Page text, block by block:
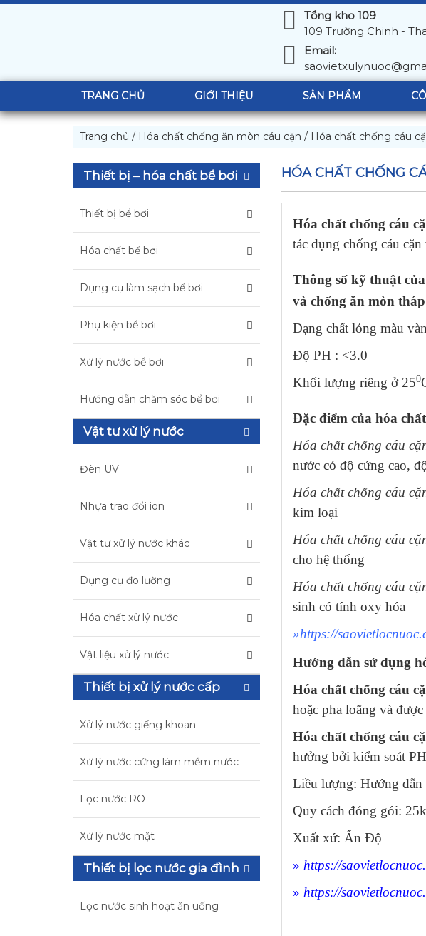
Tổng kho 109
109 Trường Chinh -
Email:
TRANG CHỦ GIỚI THIỆU SẢN PHẨM
Trang chủ / Hóa chất chống ăn mòn cáu cặn / Hóa chất chống cáu
Thiết bị – hóa chất bể bơi
Thiết bị bể bơi
Hóa chất bể bơi
Dụng cụ làm sạch bể bơi
Phụ kiện bể bơi
Xử lý nước bể bơi
Hướng dẫn chăm sóc bể bơi
Vật tư xử lý nước
Đèn UV
Nhựa trao đổi ion
Vật tư xử lý nước khác
Dụng cụ đo lường
Hóa chất xử lý nước
Vật liệu xử lý nước
Thiết bị xử lý nước cấp
Xử lý nước giếng khoan
Xử lý nước cứng làm mềm nước
Lọc nước RO
Xử lý nước mặt
Thiết bị lọc nước gia đình
Lọc nước sinh hoạt ăn uống
HÓA CHẤT CHỐNG
Hóa chất chống cáu
tác dụng chống cáu
Thông số kỹ thuật
và chống ăn mòn
Dạng chất lỏng màu
Độ PH : <3.0
Khối lượng riêng ở 250
Đặc điểm của hóa
Hóa chất chống cáu
nước có độ cứng cao,
Hóa chất chống cáu
kim loại
Hóa chất chống cáu
cho hệ thống
Hóa chất chống cáu
sinh có tính oxy hóa
»https://
Hướng dẫn sử dụng
Hóa chất chống cáu
hoặc pha loãng và
Hóa chất chống cáu
hưởng bởi kiểm soát
Liều lượng: Hướng dẫn
Quy cách đóng gói:
Xuất xứ: Ấn Độ
» https://
» https://